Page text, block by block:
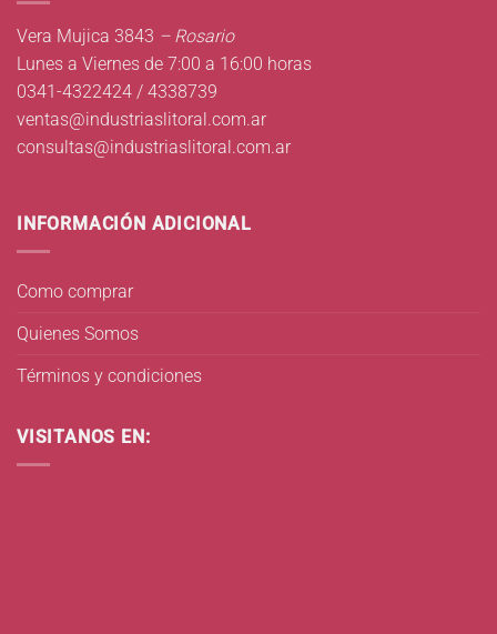
Vera Mujica 3843 – Rosario
Lunes a Viernes de 7:00 a 16:00 horas
0341-4322424 / 4338739
ventas@industriaslitoral.com.ar
consultas@industriaslitoral.com.ar
INFORMACIÓN ADICIONAL
Como comprar
Quienes Somos
Términos y condiciones
VISITANOS EN: